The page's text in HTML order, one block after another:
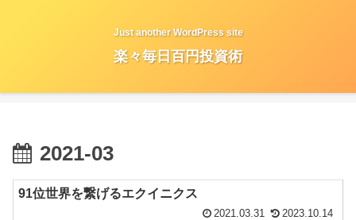
Just another WordPress site
楽々毎日百円投資術
2021-03
91位世界を繋げるエクイニクス
2021.03.31
2023.10.14